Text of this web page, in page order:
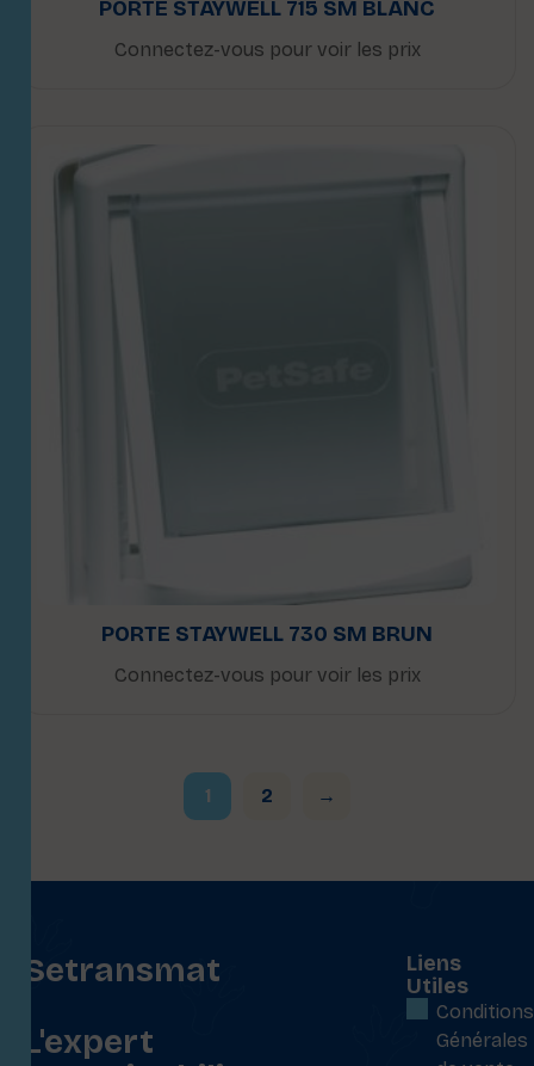
PORTE STAYWELL 715 SM BLANC
Connectez-vous pour voir les prix
PORTE STAYWELL 730 SM BRUN
Connectez-vous pour voir les prix
1 2 →
Setransmat
L'expert
Liens
Utiles
Conditions
Générales